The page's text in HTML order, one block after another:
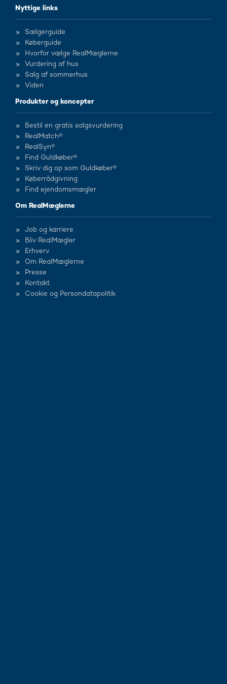
Nyttige links
Sælgerguide
Køberguide
Hvorfor vælge RealMæglerne
Vurdering af hus
Salg af sommerhus
Viden
Produkter og koncepter
Bestil en gratis salgsvurdering
RealMatch®
RealSyn®
Find Guldkøber®
Skriv dig op som Guldkøber®
Køberrådgivning
Find ejendomsmægler
Om RealMæglerne
Job og karriere
Bliv RealMægler
Erhverv
Om RealMæglerne
Presse
Kontakt
Cookie og Persondatapolitik